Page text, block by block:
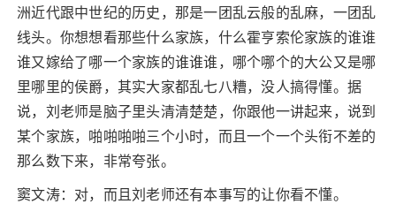
洲近代跟中世纪的历史，那是一团乱云般的乱麻，一团乱
线头。你想想看那些什么家族，什么霍亨索伦家族的谁谁
谁又嫁给了哪一个家族的谁谁谁，哪个哪个的大公又是哪
里哪里的侯爵，其实大家都乱七八糟，没人搞得懂。据
说，刘老师是脑子里头清清楚楚，你跟他一讲起来，说到
某个家族，啪啪啪啪三个小时，而且一个一个头衔不差的
那么数下来，非常夸张。
窦文涛：对，而且刘老师还有本事写的让你看不懂。